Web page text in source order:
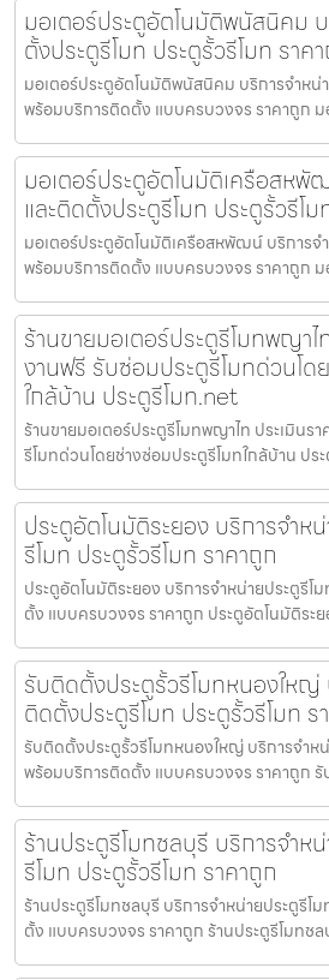
มอเตอร์ประตูอัตโนมัติพนัสนิคม
ตั้งประตูรีโมท ประตูรั้วรีโมท ราค
มอเตอร์ประตูอัตโนมัติพนัสนิคม บริการจำหน่า
พร้อมบริการติดตั้ง แบบครบวงจร ราคาถูก ม
มอเตอร์ประตูอัตโนมัติเครือสหพั
และติดตั้งประตูรีโมท ประตูรั้วรีโ
มอเตอร์ประตูอัตโนมัติเครือสหพัฒน์ บริการจำ
พร้อมบริการติดตั้ง แบบครบวงจร ราคาถูก ม
ร้านขายมอเตอร์ประตูรีโมทพญาไ
งานฟรี รับซ่อมประตูรีโมทด่วนโด
ใกล้บ้าน ประตูรีโมท.net
ร้านขายมอเตอร์ประตูรีโมทพญาไท ประเมินร
รีโมทด่วนโดยช่างซ่อมประตูรีโมทใกล้บ้าน ป
ประตูอัตโนมัติระยอง บริการจำห
รีโมท ประตูรั้วรีโมท ราคาถูก
ประตูอัตโนมัติระยอง บริการจำหน่ายประตูรีโ
ตั้ง แบบครบวงจร ราคาถูก ประตูอัตโนมัติระย
รับติดตั้งประตูรั้วรีโมทหนองใหญ่
ติดตั้งประตูรีโมท ประตูรั้วรีโมท ร
รับติดตั้งประตูรั้วรีโมทหนองใหญ่ บริการจำหน่
พร้อมบริการติดตั้ง แบบครบวงจร ราคาถูก
ร้านประตูรีโมทชลบุรี บริการจำห
รีโมท ประตูรั้วรีโมท ราคาถูก
ร้านประตูรีโมทชลบุรี บริการจำหน่ายประตูรีโ
ตั้ง แบบครบวงจร ราคาถูก ร้านประตูรีโมทชล